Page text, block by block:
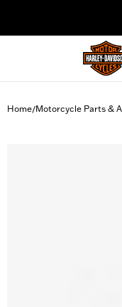
Home/Motorcycle Parts &